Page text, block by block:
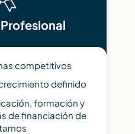
competitivos
definido
formación y
de financiación de